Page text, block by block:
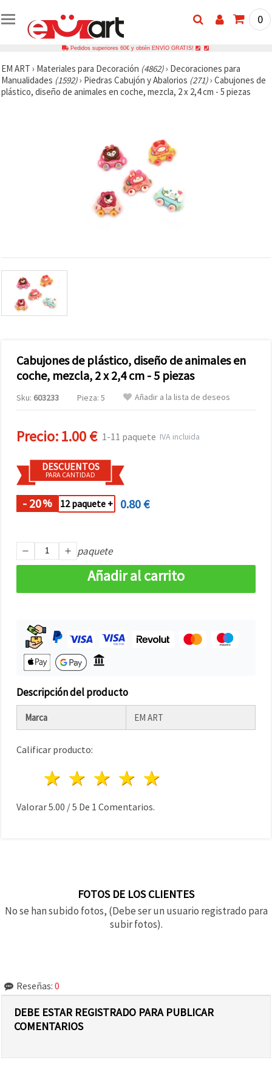
0
Pedidos superiores 60€ y obtén ENVÍO GRATIS!
EM ART › Materiales para Decoración (4862)› Decoraciones para
Manualidades (1592)› Piedras Cabujón y Abalorios (271)› Cabujones de
plástico, diseño de animales en coche, mezcla, 2 x 2,4 cm - 5 piezas
Cabujones de plástico, diseño de animales en
coche, mezcla, 2 x 2,4 cm - 5 piezas
Sku: 603233 Pieza: 5 Añadir a la lista de deseos
Precio:1.00 € 1-11 paquete IVA incluida
DESCUENTOS
PARA CANTIDAD
- 20% 12 paquete + 0.80 €
paquete
Añadir al carrito
Descripción del producto
Marca EM ART
Calificar producto:
4 estrellas
3 estrellas
2 estrellas
1 estrella
Valorar5.00 /5 De 1 Comentarios.
FOTOS DE LOS CLIENTES
No se han subido fotos, (Debe ser un usuario registrado para
subir fotos).
Reseñas: 0
DEBE ESTAR REGISTRADO PARA PUBLICAR
COMENTARIOS